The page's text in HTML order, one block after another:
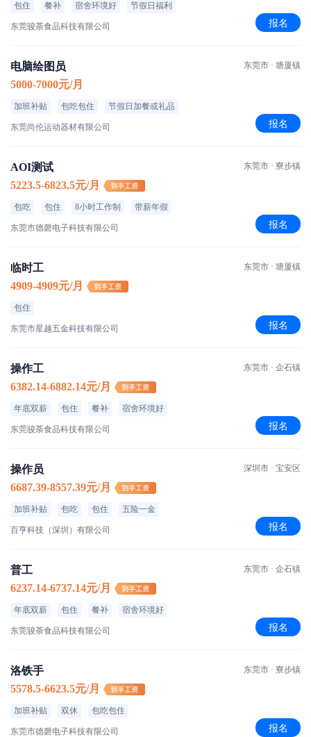
包住 餐补 宿舍环境好 节假日福利
东莞骏荼食品科技有限公司 报名
电脑绘图员
5000-7000元/月
加班补贴 包吃包住 节假日加餐或礼品
东莞尚伦运动器材有限公司
东莞市 · 塘厦镇
报名
AOI测试
5223.5-6823.5元/月
包吃 包住 8小时工作制 带薪年假
东莞市德磬电子科技有限公司
东莞市 · 寮步镇
报名
临时工
4909-4909元/月
包住
东莞市星越五金科技有限公司
东莞市 · 塘厦镇
报名
操作工
6382.14-6882.14元/月
年底双薪 包住 餐补 宿舍环境好
东莞骏荼食品科技有限公司
东莞市 · 企石镇
报名
操作员
6687.39-8557.39元/月
加班补贴 包吃 包住 五险一金
百亨科技（深圳）有限公司
深圳市 · 宝安区
报名
普工
6237.14-6737.14元/月
年底双薪 包住 餐补 宿舍环境好
东莞骏荼食品科技有限公司
东莞市 · 企石镇
报名
洛铁手
5578.5-6623.5元/月
加班补贴 双休 包吃包住
东莞市德磬电子科技有限公司
东莞市 · 寮步镇
报名